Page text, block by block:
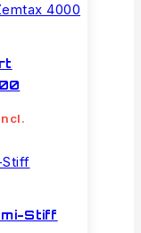
Stiff